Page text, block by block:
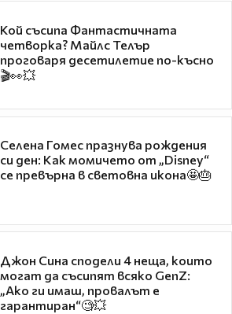
Кой съсипа Фантастичната
четворка? Майлс Телър
проговаря десетилетие по-късно
🎬👀💥
Селена Гомес празнува рождения
си ден: Как момичето от „Disney“
се превърна в световна икона🤩🎂
Джон Сина сподели 4 неща, които
могат да съсипят всяко GenZ:
„Ако ги имаш, провалът е
гарантиран“🧐💥